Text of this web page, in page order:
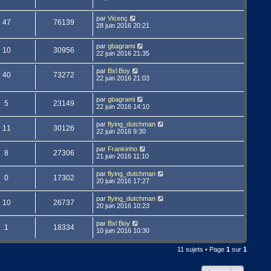
47 76139 par Vicenç
28 juin 2016 20:21
10 30956 par gbagrami
22 juin 2016 21:35
40 73272 par Bxl Boy
22 juin 2016 21:03
5 23149 par gbagrami
22 juin 2016 14:10
11 30126 par flying_dutchman
22 juin 2016 9:30
8 27306 par Frankinho
21 juin 2016 11:10
0 17302 par flying_dutchman
20 juin 2016 17:27
10 26737 par flying_dutchman
20 juin 2016 10:23
1 18334 par Bxl Boy
10 juin 2016 10:30
11 sujets • Page 1sur 1